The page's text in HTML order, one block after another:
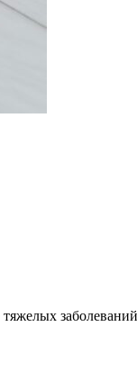
заболеваний